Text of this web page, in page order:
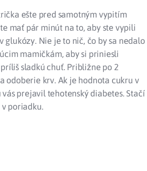
ešte pred samotným vypitím
mať pár minút na to, aby ste vypili
Nie je to nič, čo by sa nedalo
mamičkám, aby si priniesli
sladkú chuť. Približne po 2
odoberie krv. Ak je hodnota cukru v
prejavil tehotenský diabetes. Stačí
poriadku.